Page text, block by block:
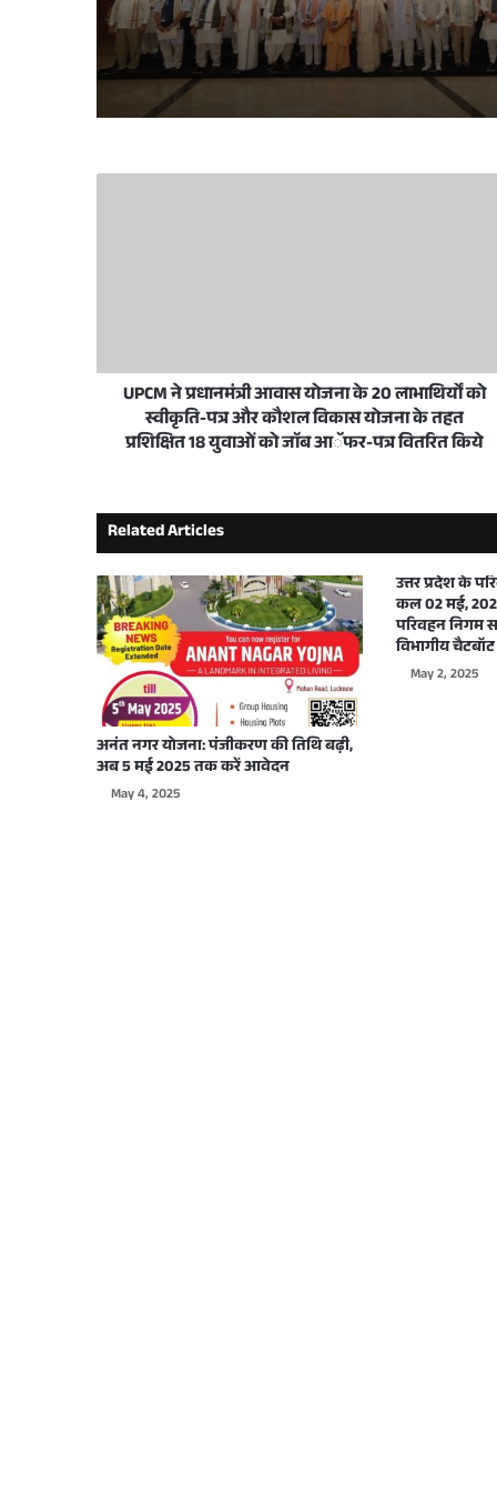
June 11, 2026
May 28, 2026
मुख्यमंत्री योगी आदित्यनाथ ने ईद-उल-अज़हा पर
लखनऊ विकास प्राधिकरण में प्राधिकरण
October 25, 2025
भारत के पीएम नरेंद्र मोदी से यूपी के सीएम योगी ने
September 29, 2025
September 26, 2025
September 22, 2025
UPCM ने प्रधानमंत्री आवास योजना के 20 लाभाथिर्यों को
स्वीकृति-पत्र और कौशल विकास योजना के तहत
प्रशिक्षित 18 युवाओं को जाॅब आॅफर-पत्र वितरित किये
Related Articles
अनंत नगर योजना: पंजीकरण की तिथि बढ़ी,
अब 5 मई 2025 तक करें आवेदन
May 4, 2025
उत्तर प्रदेश के
कल 02 मई,
परिवहन निगम
विभागीय
May 2, 2025